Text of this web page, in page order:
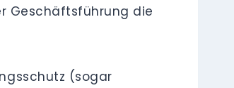
Geschäftsführung die
(sogar